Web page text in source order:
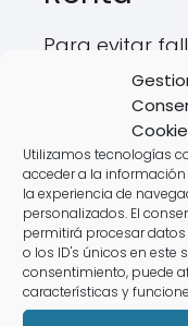
Utilizamos tecnologías
acceder a la
la experiencia de
personalizados. El
permitirá procesar
o los ID's únicos en este
consentimiento, puede
características y
Para evitar
Tributaria,
No revisar
renta web".
❌No incluir
económicas.
❌Olvidar
sobre la
❌